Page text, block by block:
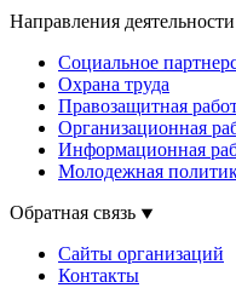
Направления деятельности
Социальное
Охрана труда
Правозащитная
Организационная
Информационная
Молодежная
Обратная связь
Сайты организаций
Контакты